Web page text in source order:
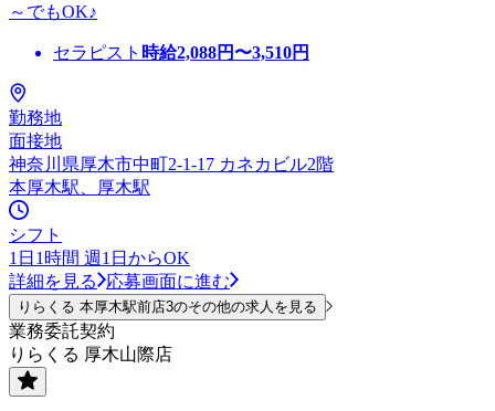
～でもOK♪
セラピスト 時給2,088円〜3,510円
勤務地
面接地
神奈川県厚木市中町2-1-17 カネカビル2階
本厚木駅、厚木駅
シフト
1日1時間 週1日からOK
詳細を見る
応募画面に進む
りらくる 本厚木駅前店3のその他の求人を見る
業務委託契約
りらくる 厚木山際店